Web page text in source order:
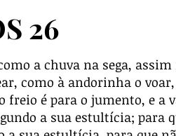
26
a chuva na sega,
como à andorinha o
freio é para o jumento, e a
a sua estultícia; para